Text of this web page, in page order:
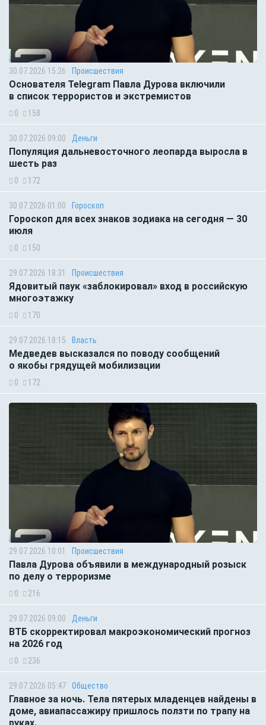
30.07.2026 15:26 Происшествия
Основателя Telegram Павла Дурова включили
в список террористов и экстремистов
0 158
30.07.2026 09:00 Деньги
Популяция дальневосточного леопарда выросла в
шесть раз
0 172
30.07.2026 01:00 Гороскоп
Гороскоп для всех знаков зодиака на сегодня — 30
июля
0 150
29.07.2026 18:31 Происшествия
Ядовитый паук «заблокировал» вход в российскую
многоэтажку
0 170
29.07.2026 18:15 Власть
Медведев высказался по поводу сообщений
о якобы грядущей мобилизации
0 172
29.07.2026 10:01 Происшествия
Павла Дурова объявили в международный розыск
по делу о терроризме
0 216
29.07.2026 09:00 Деньги
ВТБ скорректировал макроэкономический прогноз
на 2026 год
0 236
29.07.2026 05:47 Общество
Главное за ночь. Тела пятерых младенцев найдены в
доме, авиапассажиру пришлось ползти по трапу на